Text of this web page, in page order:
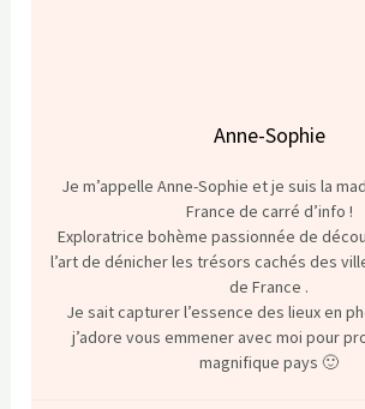
Anne-Sophie
Je m’appelle Anne-Sophie et je suis la
France de carré d’info !
Exploratrice bohème passionnée de
l’art de dénicher les trésors cachés des
de France .
Je sait capturer l’essence des lieux en
j’adore vous emmener avec moi pour
magnifique pays 🙂